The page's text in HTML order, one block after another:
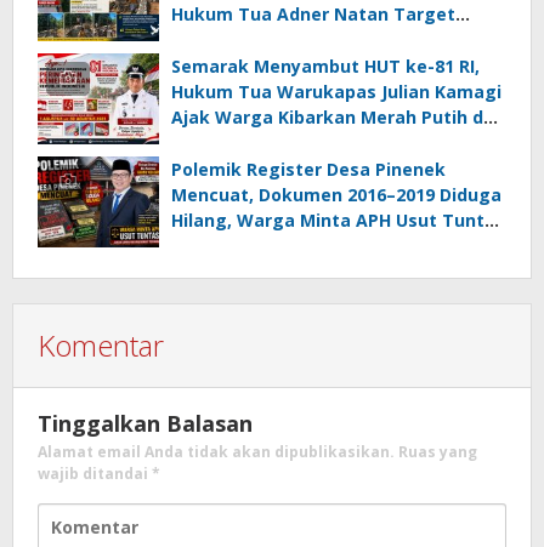
Hukum Tua Adner Natan Target
Semarak Menyambut HUT ke-81 RI,
Hukum Tua Warukapas Julian Kamagi
Ajak Warga Kibarkan Merah Putih dan
Polemik Register Desa Pinenek
Mencuat, Dokumen 2016–2019 Diduga
Hilang, Warga Minta APH Usut Tuntas
Komentar
Tinggalkan Balasan
Alamat email Anda tidak akan dipublikasikan. Ruas yang
wajib ditandai *